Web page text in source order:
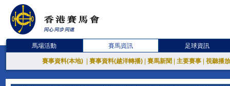
馬場活動 賽馬資訊 足球資訊
賽事資料(本地) 賽事資料(越洋轉播) 賽馬新聞 主要賽事 視聽播